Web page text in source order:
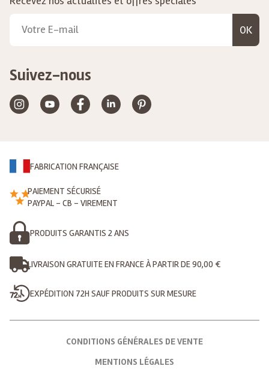
OK
Suivez-nous
FABRICATION FRANÇAISE
PAIEMENT SÉCURISÉ
PAYPAL - CB - VIREMENT
PRODUITS GARANTIS 2 ANS
LIVRAISON GRATUITE EN FRANCE À PARTIR DE 90,00 €
EXPÉDITION 72H SAUF PRODUITS SUR MESURE
CONDITIONS GÉNÉRALES DE VENTE
MENTIONS LÉGALES